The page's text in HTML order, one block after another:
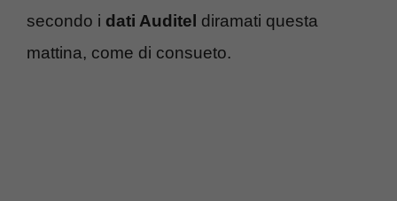
secondo i dati Auditel diramati questa
mattina, come di consueto.